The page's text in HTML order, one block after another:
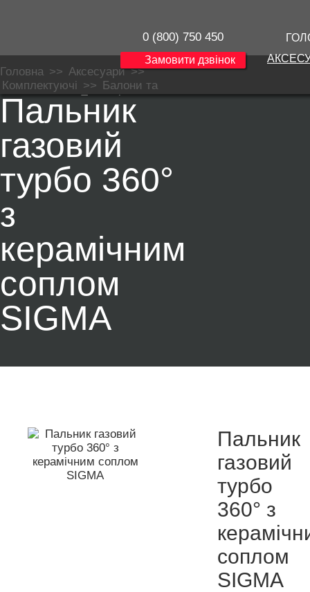
0 (800) 750 450
Замовити дзвінок
Головна >> Аксесуари>>
Комплектуючі >> Балони та
редуктори>>Плити і пальники>>
Пальник газовий турбо 360° з
керамічним соплом SIGMA
Пальник
газовий
турбо 360°
з
керамічним
соплом
SIGMA
Пальник
газовий
турбо
360° з
соплом
SIGMA